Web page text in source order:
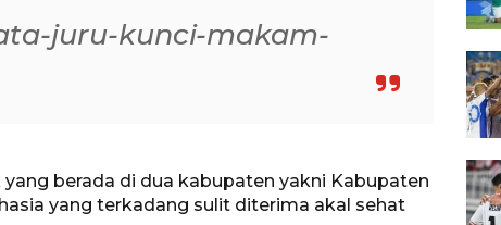
juru-kunci-makam-
yang berada di dua kabupaten yakni Kabupaten
yang terkadang sulit diterima akal sehat